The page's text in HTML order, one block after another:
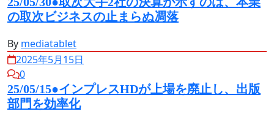
の取次ビジネスの止まらぬ凋落
By mediatablet
2025年5月15日
0
25/05/15●インプレスHDが上場を廃止し、出版
部門を効率化